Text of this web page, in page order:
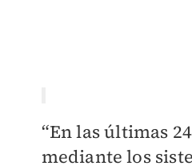
“En las últimas
mediante los